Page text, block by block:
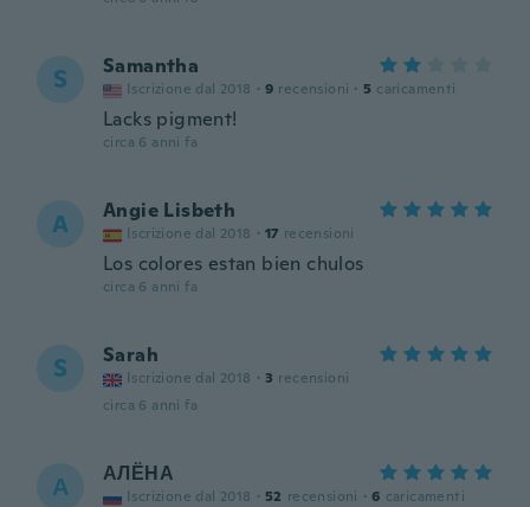
S Samantha
Iscrizione dal 2018 · 9 recensioni · 5 caricamenti
Lacks pigment!
circa 6 anni fa
A Angie Lisbeth
Iscrizione dal 2018 · 17 recensioni
Los colores estan bien chulos
circa 6 anni fa
S Sarah
Iscrizione dal 2018 · 3 recensioni
circa 6 anni fa
А АЛЁНА
Iscrizione dal 2018 · 52 recensioni · 6 caricamenti